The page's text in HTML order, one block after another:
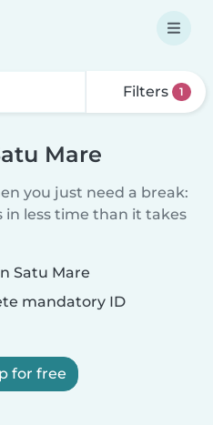
Filters 1
Mare
you just need a break:
less time than it takes
Satu Mare
mandatory ID
for free